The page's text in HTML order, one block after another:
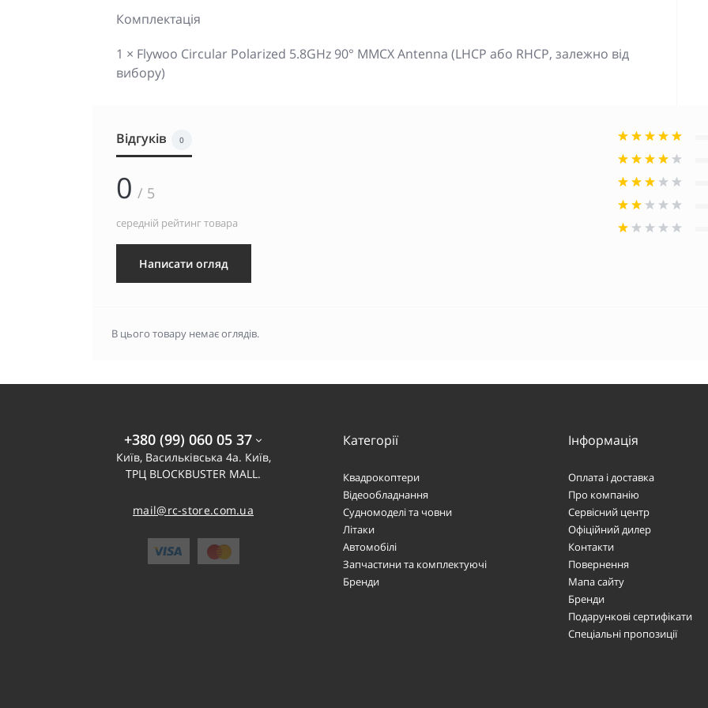
Комплектація
1 × Flywoo Circular Polarized 5.8GHz 90° MMCX Antenna (LHCP або RHCP, залежно від
вибору)
Відгуків 0
0 / 5
середній рейтинг товара
Написати огляд
В цього товару немає оглядів.
+380 (99) 060 05 37
Київ, Васильківська 4а. Київ,
ТРЦ BLOCKBUSTER MALL.
mail@rc-store.com.ua
Категорії
Квадрокоптери
Відеообладнання
Судномоделі та човни
Літаки
Автомобілі
Запчастини та комплектуючі
Бренди
Інформація
Оплата і доставка
Про компанію
Сервісний центр
Офіційний дилер
Контакти
Повернення
Мапа сайту
Бренди
Подарункові сертифікати
Спеціальні пропозиції